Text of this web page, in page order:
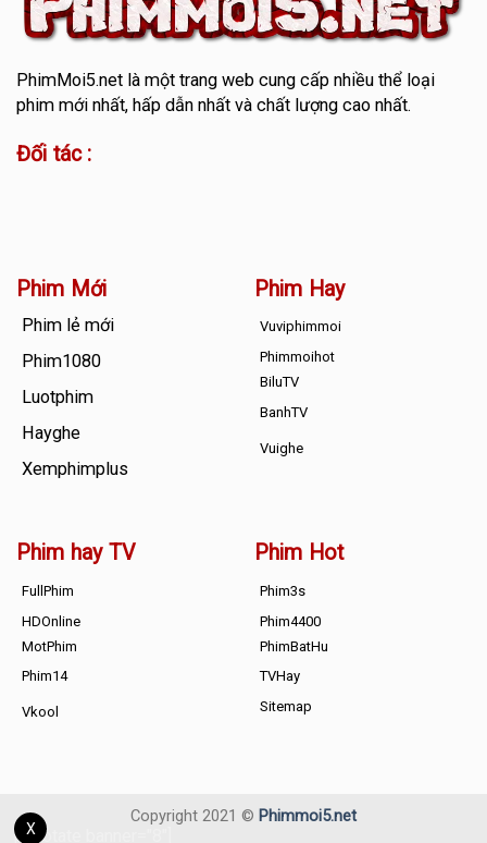
PhimMoi5.netlà một trang web cung cấp nhiều thể loại
phim mới nhất, hấp dẫn nhất và chất lượng cao nhất.
Đối tác :
Phim Mới
Phim lẻ mới
Phim1080
Luotphim
Hayghe
Xemphimplus
Phim Hay
Vuviphimmoi
Phimmoihot
BiluTV
BanhTV
Vuighe
Phim hay TV
FullPhim
HDOnline
MotPhim
Phim14
Vkool
Phim Hot
Phim3s
Phim4400
PhimBatHu
TVHay
Sitemap
[adrotate banner="8"]
X
Copyright 2021 © Phimmoi5.net